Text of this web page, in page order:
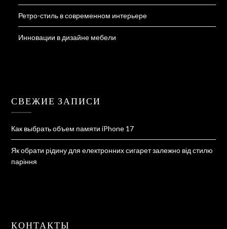
Ретро-стиль в современном интерьере
Инновации в дизайне мебели
СВЕЖИЕ ЗАПИСИ
Как выбрать объем памяти iPhone 17
Як обрати рідину для електронних сигарет залежно від стилю
паріння
КОНТАКТЫ